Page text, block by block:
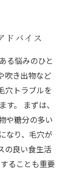
ドバイス
る悩みのひと
吹き出物など
穴トラブルを
。 まずは、
や糖分の多い
なり、毛穴が
の良い食生活
ることも重要